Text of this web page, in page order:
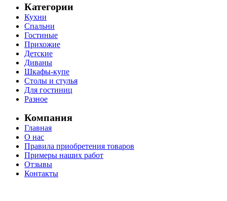
Категории
Кухни
Спальни
Гостиные
Прихожие
Детские
Диваны
Шкафы-купе
Столы и стулья
Для гостиниц
Разное
Компания
Главная
О нас
Правила приобретения товаров
Примеры наших работ
Отзывы
Контакты